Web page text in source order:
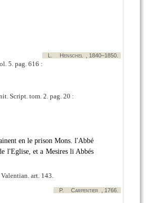
Henschel , 1840–1850.
5. pag. 616 :
Script. tom. 2. pag. 20 :
en le prison Mons. l'Abbé
l'Eglise, et a Mesires li Abbés
art. 143.
P. Carpentier , 1766.